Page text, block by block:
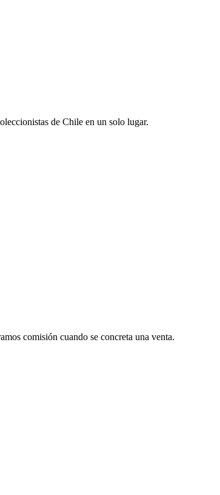
de Chile en un solo lugar.
comisión cuando se concreta una venta.